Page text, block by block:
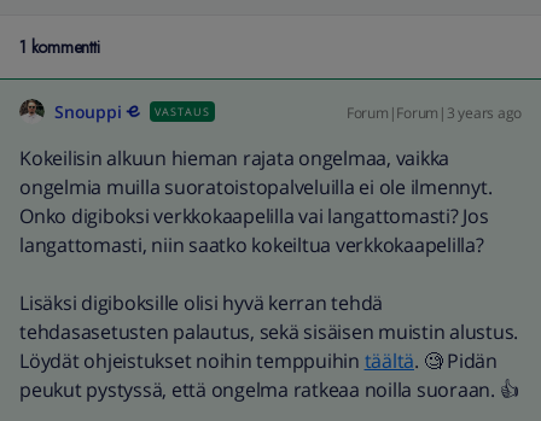
1 kommentti
Snouppi VASTAUS Forum|Forum|3 years ago
Kokeilisin alkuun hieman rajata ongelmaa, vaikka
ongelmia muilla suoratoistopalveluilla ei ole ilmennyt.
Onko digiboksi verkkokaapelilla vai langattomasti? Jos
langattomasti, niin saatko kokeiltua verkkokaapelilla?
Lisäksi digiboksille olisi hyvä kerran tehdä
tehdasasetusten palautus, sekä sisäisen muistin alustus.
Löydät ohjeistukset noihin temppuihin täältä. 🧐 Pidän
peukut pystyssä, että ongelma ratkeaa noilla suoraan. 👍